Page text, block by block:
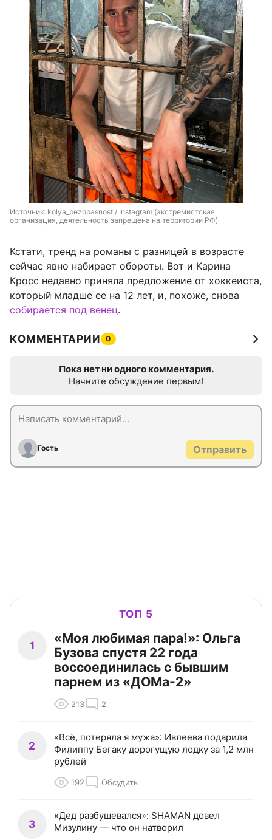
Источник: kolya_bezopasnost / Instagram (экстремистская
организация, деятельность запрещена на территории РФ)
Кстати, тренд на романы с разницей в возрасте
сейчас явно набирает обороты. Вот и Карина
Кросс недавно приняла предложение от хоккеиста,
который младше ее на 12 лет, и, похоже, снова
собирается под венец.
КОММЕНТАРИИ 0
Пока нет ни одного комментария.
Начните обсуждение первым!
Гость Отправить
ТОП 5
1
«Моя любимая пара!»: Ольга
Бузова спустя 22 года
воссоединилась с бывшим
парнем из «ДОМа-2»
213 2
2
«Всё, потеряла я мужа»: Ивлеева подарила
Филиппу Бегаку дорогущую лодку за 1,2 млн
рублей
192 Обсудить
3
«Дед разбушевался»: SHAMAN довел
Мизулину — что он натворил